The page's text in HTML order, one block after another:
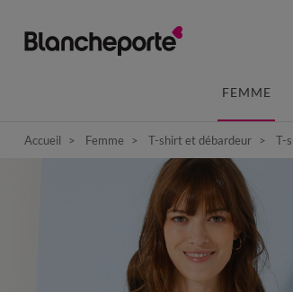
FEMME
Accueil Femme T-shirt et débardeur T-